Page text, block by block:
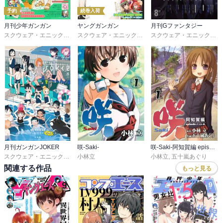
予約
月刊少年ガンガン
スクウェア・エニックス
matoba, つみきどう ,石原宙 菖蒲
続巻入荷
ヤングガンガン
スクウェア・エニックス
藤原カムイ,堀井雄二,瀬戸
月刊Gファンタジー
スクウェア・エニックス
月刊ガンガンJOKER
川村拓,河本ほむら 高瀬飛鳥
咲-Saki-
小林立
小林立 五十嵐あぐり
関連する作品 もっと見る